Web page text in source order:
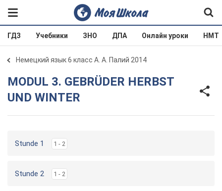
ГДЗ Учебники ЗНО ДПА Онлайн уроки НМТ
Немецкий язык 6 класс А. А. Палий 2014
MODUL 3. GEBRÜDER HERBST
UND WINTER
Stunde 1 1 - 2
Stunde 2 1 - 2